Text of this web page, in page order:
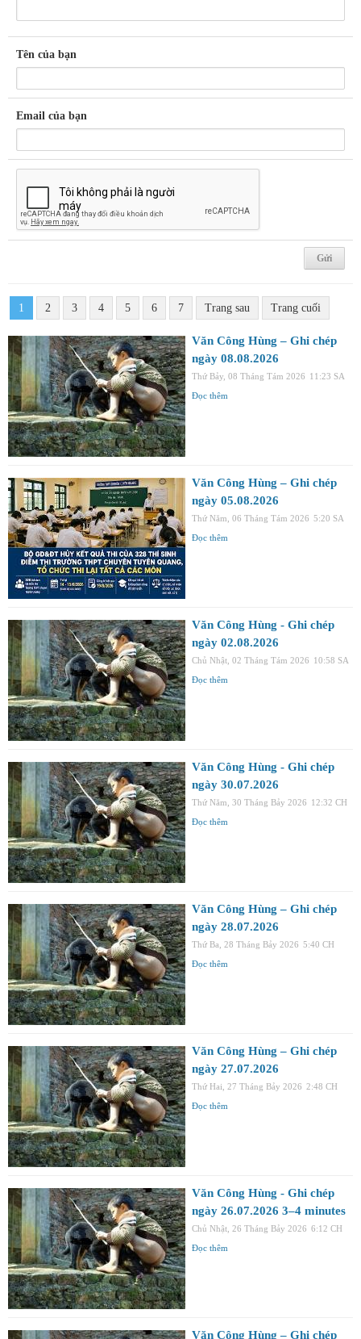
Tên của bạn
Email của bạn
1 2 3 4 5 6 7 Trang sau Trang cuối
Văn Công Hùng – Ghi chép
ngày 08.08.2026
Thứ Bảy, 08 Tháng Tám 2026 11:23 SA
Đọc thêm
Văn Công Hùng – Ghi chép
ngày 05.08.2026
Thứ Năm, 06 Tháng Tám 2026 5:20 SA
Đọc thêm
Văn Công Hùng - Ghi chép
ngày 02.08.2026
Chủ Nhật, 02 Tháng Tám 2026 10:58 SA
Đọc thêm
Văn Công Hùng - Ghi chép
ngày 30.07.2026
Thứ Năm, 30 Tháng Bảy 2026 12:32 CH
Đọc thêm
Văn Công Hùng – Ghi chép
ngày 28.07.2026
Thứ Ba, 28 Tháng Bảy 2026 5:40 CH
Đọc thêm
Văn Công Hùng – Ghi chép
ngày 27.07.2026
Thứ Hai, 27 Tháng Bảy 2026 2:48 CH
Đọc thêm
Văn Công Hùng - Ghi chép
ngày 26.07.2026 3–4 minutes
Chủ Nhật, 26 Tháng Bảy 2026 6:12 CH
Đọc thêm
Văn Công Hùng – Ghi chép